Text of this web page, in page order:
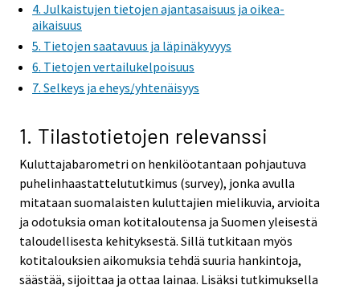
4. Julkaistujen tietojen ajantasaisuus ja oikea-
aikaisuus
5. Tietojen saatavuus ja läpinäkyvyys
6. Tietojen vertailukelpoisuus
7. Selkeys ja eheys/yhtenäisyys
1. Tilastotietojen relevanssi
Kuluttajabarometri on henkilöotantaan pohjautuva
puhelinhaastattelututkimus (survey), jonka avulla
mitataan suomalaisten kuluttajien mielikuvia, arvioita
ja odotuksia oman kotitaloutensa ja Suomen yleisestä
taloudellisesta kehityksestä. Sillä tutkitaan myös
kotitalouksien aikomuksia tehdä suuria hankintoja,
säästää, sijoittaa ja ottaa lainaa. Lisäksi tutkimuksella